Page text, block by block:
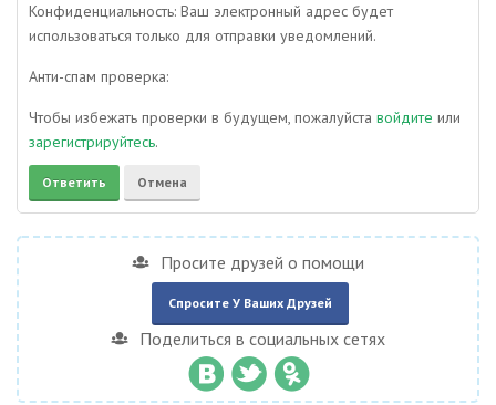
Конфиденциальность: Ваш электронный адрес будет
использоваться только для отправки уведомлений.
Анти-спам проверка:
Чтобы избежать проверки в будущем, пожалуйста войдите или
зарегистрируйтесь.
Просите друзей о помощи
Спросите У Ваших Друзей
Поделиться в социальных сетях